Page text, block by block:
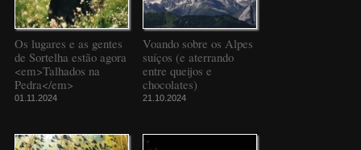
Os lugares e as gentes
de Sortelha estão agora
<em>Talhados na
Pedra</em>
01.11.2024
Voando sobre os Alpes
suíços (e aterrando
entre queijos e
chocolates)
21.10.2024